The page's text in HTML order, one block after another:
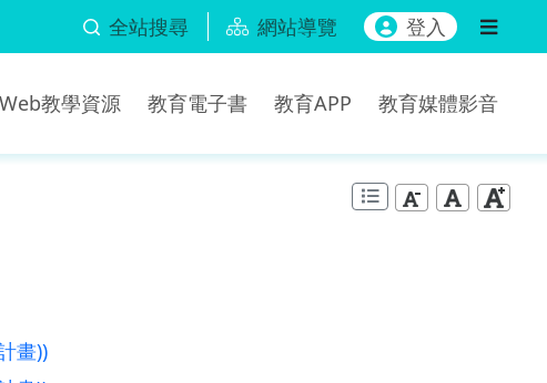
全站搜尋 網站導覽 登入
Web教學資源 教育電子書 教育APP 教育媒體影音
畫))